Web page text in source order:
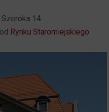
Szeroka 14
Rynku Staromiejskiego